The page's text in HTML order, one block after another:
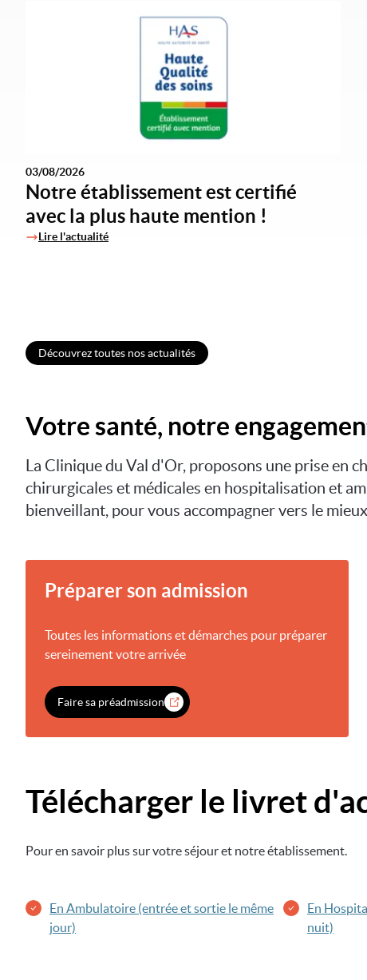
03/08/2026
Notre établissement est certifié
avec la plus haute mention !
Lire l'actualité
Découvrez toutes nos actualités
Votre santé, notre
La Clinique du Val d'Or, proposons une prise en
chirurgicales et médicales en hospitalisation et
bienveillant, pour vous accompagner vers le
Préparer son admission
Toutes les informations et démarches pour préparer
sereinement votre arrivée
Faire sa préadmission
Télécharger le livret
Pour en savoir plus sur votre séjour et notre établissement.
En Ambulatoire (entrée et sortie le même
jour)
En
nuit)